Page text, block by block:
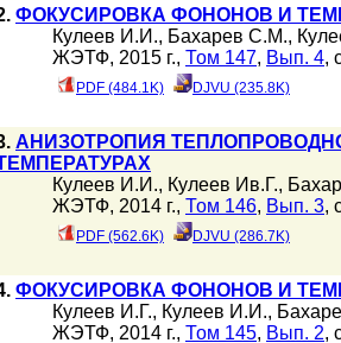
ФОКУСИРОВКА ФОНОНОВ И
Кулеев И.И., Бахарев С.М.,
ЖЭТФ, 2015 г., Том 147, Вып. 4,
PDF (484.1K) DJVU (235.8K)
АНИЗОТРОПИЯ
Кулеев И.И., Кулеев Ив.Г.,
ЖЭТФ, 2014 г., Том 146, Вып. 3,
PDF (562.6K) DJVU (286.7K)
ФОКУСИРОВКА ФОНОНОВ И
Кулеев И.Г., Кулеев И.И.,
ЖЭТФ, 2014 г., Том 145, Вып. 2,